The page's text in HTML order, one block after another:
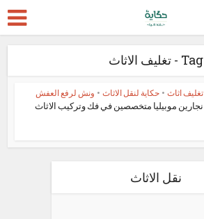
Tag - تغليف الاثاث
تغليف اثاث • حكاية لنقل الاثاث • ونش لرفع العفش
نجارين موبيليا متخصصين في فك وتركيب الاثاث
نقل الاثاث